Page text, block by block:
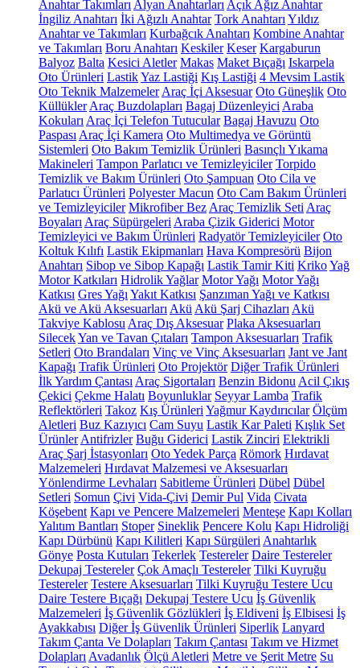
Anahtar Takımları Alyan Anahtarları Açık Ağız Anahtar
İngiliz Anahtarı İki Ağızlı Anahtar Tork Anahtarı Yıldız
Anahtar ve Takımları Kurbağcık Anahtarı Kombine Anahtar
ve Takımları Boru Anahtarı Keskiler Keser Kargaburun
Balyoz Balta Kesici Aletler Makas Maket Bıçağı Iskarpela
Oto Ürünleri LastikYaz Lastiği Kış Lastiği 4 Mevsim Lastik
Oto Teknik Malzemeler Araç İçi Aksesuar Oto Güneşlik Oto
Küllükler Araç Buzdolapları Bagaj Düzenleyici Araba
Kokuları Araç İçi Telefon Tutucular Bagaj Havuzu Oto
Paspası Araç İçi Kamera Oto Multimedya ve Görüntü
Sistemleri Oto Bakım Temizlik Ürünleri Basınçlı Yıkama
Makineleri Tampon Parlatıcı ve Temizleyiciler Torpido
Temizlik ve Bakım Ürünleri Oto Şampuan Oto Cila ve
Parlatıcı Ürünleri Polyester Macun Oto Cam Bakım Ürünleri
ve Temizleyiciler Mikrofiber Bez Araç Temizlik Seti Araç
Boyaları Araç Süpürgeleri Araba Çizik Giderici Motor
Temizleyici ve Bakım Ürünleri Radyatör Temizleyiciler Oto
Koltuk Kılıfı Lastik Ekipmanları Hava Kompresörü Bijon
Anahtarı Sibop ve Sibop Kapağı Lastik Tamir Kiti KrikoYağ
Motor Katkıları Hidrolik Yağlar Motor Yağı Motor Yağı
Katkısı Gres Yağı Yakıt Katkısı Şanzıman Yağı ve Katkısı
Akü ve Akü Aksesuarları Akü Akü Şarj Cihazları Akü
Takviye Kablosu Araç Dış Aksesuar Plaka Aksesuarları
SilecekYan ve Tavan Çıtaları Tampon Aksesuarları Trafik
Setleri Oto Brandaları Vinç ve Vinç Aksesuarları Jant ve Jant
Kapağı Trafik Ürünleri Oto Projektör Diğer Trafik Ürünleri
İlk Yardım Çantası Araç Sigortaları Benzin Bidonu Acil Çıkış
Çekici Çekme Halatı Boyunluklar Seyyar Lamba Trafik
Reflektörleri Takoz Kış Ürünleri Yağmur Kaydırıcılar Ölçüm
Aletleri Buz Kazıyıcı Cam Suyu Lastik Kar Paleti Kışlık Set
Ürünler Antifrizler Buğu Giderici Lastik Zinciri Elektrikli
Araç Şarj İstasyonları Oto Yedek Parça Römork Hırdavat
Malzemeleri Hırdavat Malzemesi ve Aksesuarları
Yönlendirme Levhaları Sabitleme Ürünleri Dübel Dübel
Setleri Somun Çivi Vida-Çivi Demir Pul Vida Civata
Köşebent Kapı ve Pencere Malzemeleri Menteşe Kapı Kolları
Yalıtım Bantları Stoper Sineklik Pencere Kolu Kapı Hidroliği
Kapı Dürbünü Kapı Kilitleri Kapı Sürgüleri Anahtarlık
Gönye Posta Kutuları Tekerlek Testereler Daire Testereler
Dekupaj Testereler Çok Amaçlı Testereler Tilki Kuyruğu
Testereler Testere Aksesuarları Tilki Kuyruğu Testere Ucu
Daire Testere Bıçağı Dekupaj Testere Ucu İş Güvenlik
Malzemeleri İş Güvenlik Gözlükleri İş Eldiveni İş Elbisesi İş
Ayakkabısı Diğer İş Güvenlik Ürünleri Siperlik Lanyard
Takım Çanta Ve Dolapları Takım Çantası Takım ve Hizmet
Dolapları Avadanlık Ölçü Aletleri Metre ve Şerit Metre Su